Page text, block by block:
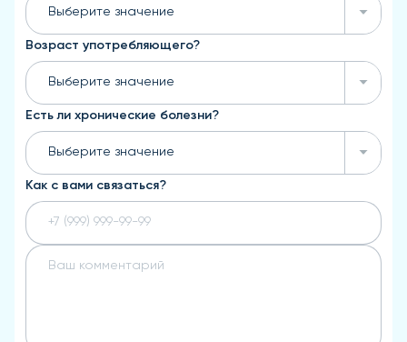
Выберите значение
Возраст употребляющего?
Выберите значение
Есть ли хронические болезни?
Выберите значение
Как с вами связаться?